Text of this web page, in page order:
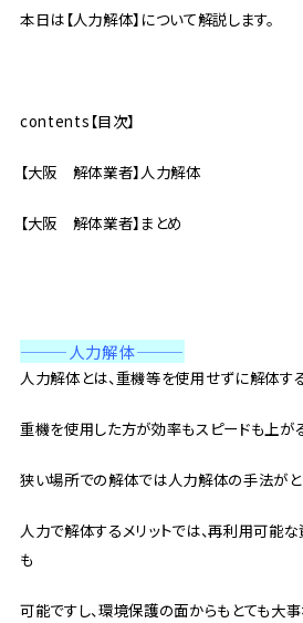
本日は【人力解体】について解説します。
contents【目次】
【大阪 解体業者】人力解体
【大阪 解体業者】まとめ
——— 人力解体———
人力解体とは、重機等を使用せずに解体す
重機を使用した方が効率もスピードも上が
狭い場所での解体では人力解体の手法がと
人力で解体するメリットでは、再利用可能
も
可能ですし、環境保護の面からもとても大